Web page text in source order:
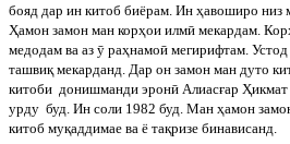
бояд дар ин китоб биёрам. Ин ҳавоширо низ
Ҳамон замон ман корҳои илмӣ мекардам.
медодам ва аз ӯ раҳнамоӣ мегирифтам.
ташвиқ мекарданд. Дар он замон ман дуто
китоби донишманди эронӣ Алиасғар
урду буд. Ин соли 1982 буд. Ман ҳамон
китоб муқаддимае ва ё тақризе бинависанд.